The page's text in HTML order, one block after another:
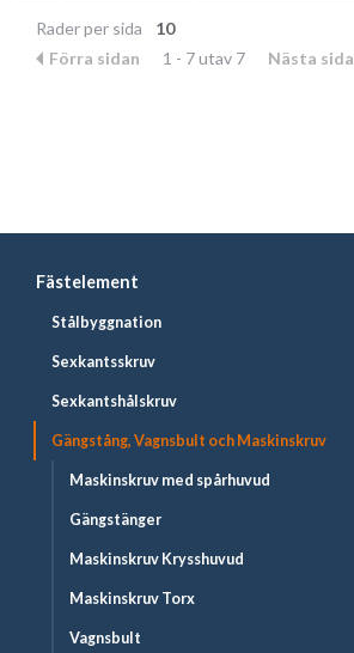
Fästelement
Stålbyggnation
Sexkantsskruv
Sexkantshålskruv
Gängstång, Vagnsbult och Maskinskruv
Maskinskruv med spårhuvud
Gängstänger
Maskinskruv Krysshuvud
Maskinskruv Torx
Vagnsbult
Rader per sida
10
Förra sidan
1 - 7 utav 7 Nästa sida